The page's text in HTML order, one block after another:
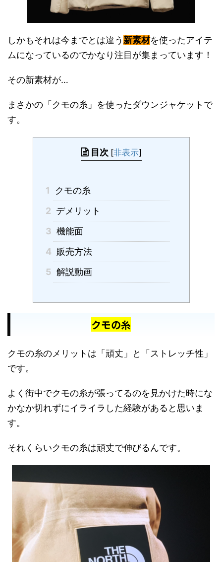
しかもそれは今までとは違う 新素材を使ったアイテ
ムになっているのでかなり注目が集まっています！
その新素材が…
まさかの「クモの糸」を使ったダウンジャケットで
す。
目次 [非表示]
1
クモの糸
2 デメリット
3 機能面
4 販売方法
5 解説動画
クモの糸
クモの糸のメリットは「頑丈」と「ストレッチ性」
です。
よく街中でクモの糸が張ってるのを見かけた時にな
かなか切れずにイライラした経験があると思いま
す。
それくらいクモの糸は頑丈で伸びるんです。